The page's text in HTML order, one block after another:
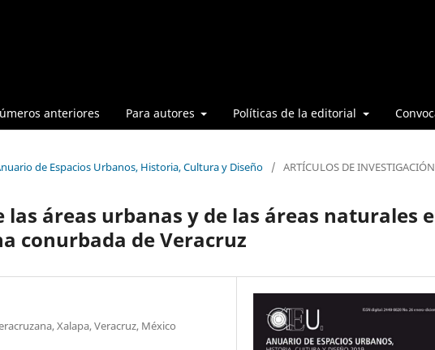
anteriores Para autores Políticas de la editorial
de Espacios Urbanos, Historia, Cultura y Diseño / ARTÍCULOS DE INVESTIGACIÓN
áreas urbanas y de las áreas naturales
conurbada de Veracruz
Xalapa, Veracruz, México